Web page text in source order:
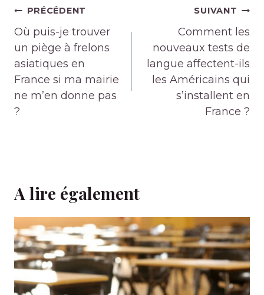
Navigation
de
l’article
PRÉCÉDENT
Où puis-je trouver
un piège à frelons
asiatiques en
France si ma mairie
ne m’en donne pas
?
SUIVANT
Comment les
nouveaux tests de
langue affectent-ils
les Américains qui
s’installent en
France ?
A lire également